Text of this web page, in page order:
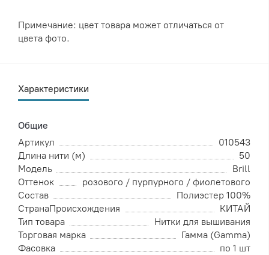
Примечание: цвет товара может отличаться от
цвета фото.
Характеристики
Общие
Артикул
010543
Длина нити (м)
50
Модель
Brill
Оттенок
розового / пурпурного / фиолетового
Состав
Полиэстер 100%
СтранаПроисхождения
КИТАЙ
Тип товара
Нитки для вышивания
Торговая марка
Гамма (Gamma)
Фасовка
по 1 шт